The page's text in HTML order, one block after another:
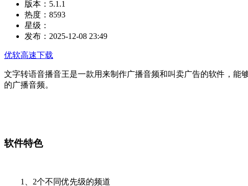
版本： 5.1.1
热度： 8593
星级：
发布： 2025-12-08 23:49
优软高速下载
文字转语音播音王是一款用来制作广播音频和叫卖广告的软件，
的广播音频。
软件特色
1、2个不同优先级的频道